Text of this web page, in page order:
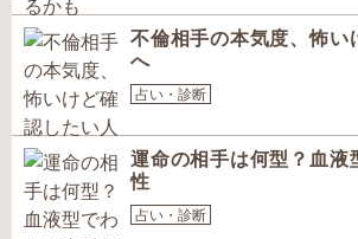
不倫相手の本気度、怖い
へ
占い・診断
運命の相手は何型？血液
性
占い・診断